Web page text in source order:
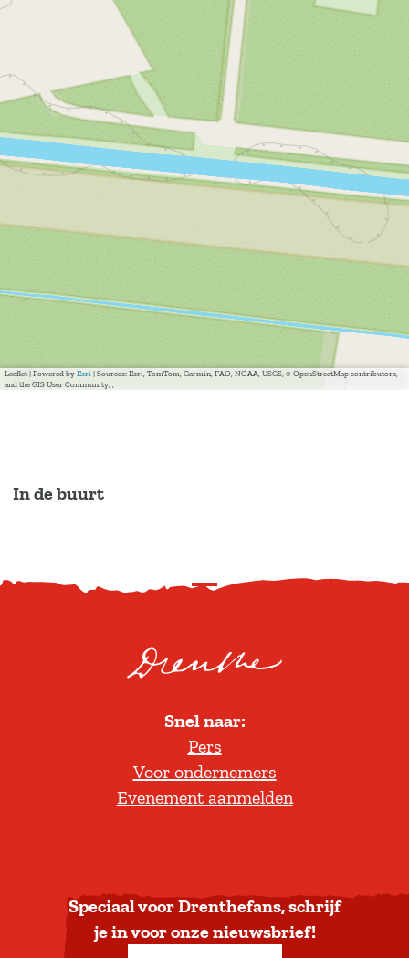
In de buurt
Leaflet | Powered by Esri | Sources: Esri, TomTom, Garmin, FAO, NOAA, USGS, © OpenStreetMap contributors,
and the GIS User Community, ,
S
o
l
t
e
r
a
a
Snel naar:
Pers
Voor ondernemers
Evenement aanmelden
Speciaal voor Drenthefans, schrijf
je in voor onze nieuwsbrief!